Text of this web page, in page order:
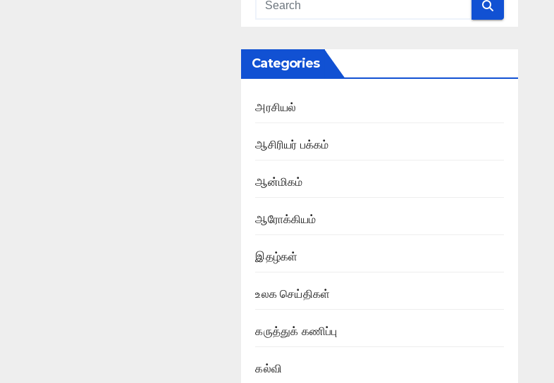
Categories
அரசியல்
ஆசிரியர் பக்கம்
ஆன்மிகம்
ஆரோக்கியம்
இதழ்கள்
உலக செய்திகள்
கருத்துக் கணிப்பு
கல்வி